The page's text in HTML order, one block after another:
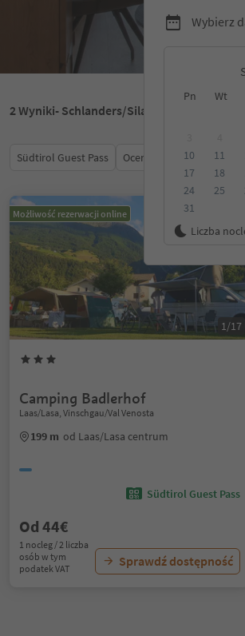
Wybierz
Pn Wt
10
11
17
18
24
25
31
Liczba
2Wyniki- Schlanders/Silandro-Laas/Lasa
Südtirol Guest Pass Ocena Kategoria
Możliwość rezerwacji online
1/17
Camping Badlerhof
Laas/Lasa, Vinschgau/Val Venosta
199 m od Laas/Lasa centrum
Südtirol Guest Pass
Od 44€
1 nocleg / 2 liczba
osób w tym
podatek VAT
Sprawdź dostępność